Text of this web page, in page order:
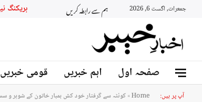
جمعرات, اگست 6, 2026 ہم سے رابطہ کریں
صفحہ اول اہم خبریں قومی خبریں
آپ پر ہیں: Home
»کوئٹہ سے گرفتار خود کش بمبار خاتون کے شوہر و